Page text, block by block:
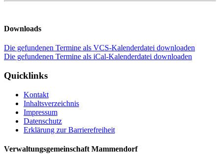
Downloads
Die gefundenen Termine als VCS-Kalenderdatei downloaden
Die gefundenen Termine als iCal-Kalenderdatei downloaden
Quicklinks
Kontakt
Inhaltsverzeichnis
Impressum
Datenschutz
Erklärung zur Barrierefreiheit
Verwaltungsgemeinschaft Mammendorf